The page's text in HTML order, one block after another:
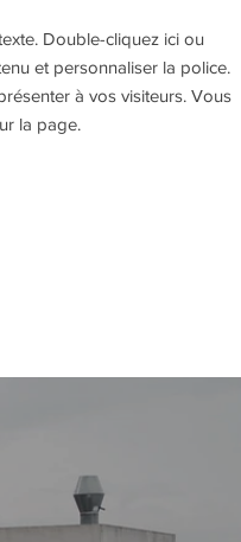
Double-cliquez ici ou
et personnaliser la police.
à vos visiteurs. Vous
la page.